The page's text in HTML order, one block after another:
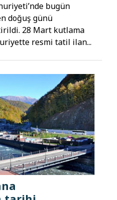
bugün
doğuş günü
28 Mart kutlama
resmi tatil ilan...